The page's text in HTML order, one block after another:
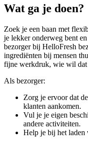
Wat ga je doen?
Zoek je een baan met
je lekker onderweg bent
bezorger bij HelloFresh
ingrediënten bij mensen
fijne werkdruk, wie wil dat
Als bezorger:
Zorg je ervoor dat
klanten aankomen.
Vul je je eigen
andere activiteiten.
Help je bij het laden